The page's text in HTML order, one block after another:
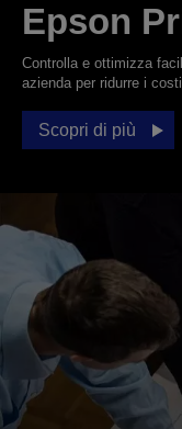
Epson
Controlla e ottimizza
azienda per ridurre i
Scopri di più